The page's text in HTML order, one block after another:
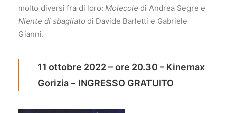
molto diversi fra di loro: Molecole di Andrea Segre e
Niente di sbagliato di Davide Barletti e Gabriele
Gianni.
11 ottobre 2022 – ore 20.30 – Kinemax
Gorizia – INGRESSO GRATUITO